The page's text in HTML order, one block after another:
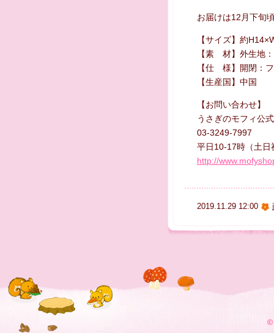
お届けは12月下旬
【サイズ】約
【素 材】外生地
【仕 様】開閉：
【生産国】中国
【お問い合わせ】
うさぎのモフィ公
03-3249-7997
平日10-17時（土日
http://
2019.11.29 12:00